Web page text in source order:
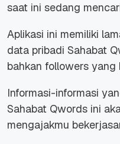
saat ini sedang
Aplikasi ini memiliki
data pribadi Sahabat
bahkan followers yang
Informasi-informasi
Sahabat Qwords ini
mengajakmu